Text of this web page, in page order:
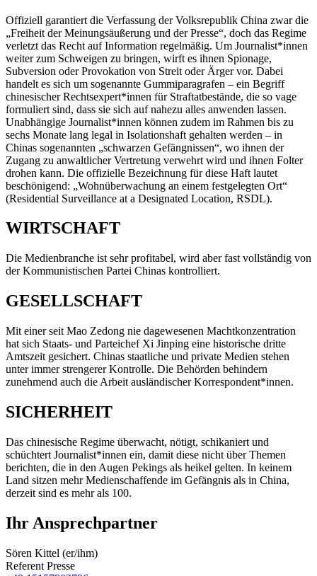
Offiziell garantiert die Verfassung der Volksrepublik China zwar die
„Freiheit der Meinungsäußerung und der Presse“, doch das Regime
verletzt das Recht auf Information regelmäßig. Um Journalist*innen
weiter zum Schweigen zu bringen, wirft es ihnen Spionage,
Subversion oder Provokation von Streit oder Ärger vor. Dabei
handelt es sich um sogenannte Gummiparagrafen – ein Begriff
chinesischer Rechtsexpert*innen für Straftatbestände, die so vage
formuliert sind, dass sie sich auf nahezu alles anwenden lassen.
Unabhängige Journalist*innen können zudem im Rahmen bis zu
sechs Monate lang legal in Isolationshaft gehalten werden – in
Chinas sogenannten „schwarzen Gefängnissen“, wo ihnen der
Zugang zu anwaltlicher Vertretung verwehrt wird und ihnen Folter
drohen kann. Die offizielle Bezeichnung für diese Haft lautet
beschönigend: „Wohnüberwachung an einem festgelegten Ort“
(Residential Surveillance at a Designated Location, RSDL).
WIRTSCHAFT
Die Medienbranche ist sehr profitabel, wird aber fast vollständig von
der Kommunistischen Partei Chinas kontrolliert.
GESELLSCHAFT
Mit einer seit Mao Zedong nie dagewesenen Machtkonzentration
hat sich Staats- und Parteichef Xi Jinping eine historische dritte
Amtszeit gesichert. Chinas staatliche und private Medien stehen
unter immer strengerer Kontrolle. Die Behörden behindern
zunehmend auch die Arbeit ausländischer Korrespondent*innen.
SICHERHEIT
Das chinesische Regime überwacht, nötigt, schikaniert und
schüchtert Journalist*innen ein, damit diese nicht über Themen
berichten, die in den Augen Pekings als heikel gelten. In keinem
Land sitzen mehr Medienschaffende im Gefängnis als in China,
derzeit sind es mehr als 100.
Ihr Ansprechpartner
Sören Kittel (er/ihm)
Referent Presse